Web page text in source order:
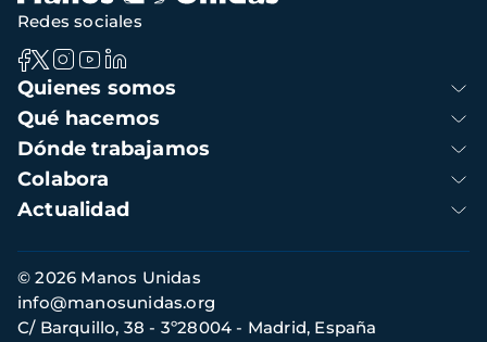
Navegación
principal
Quienes somos
Qué hacemos
Dónde trabajamos
Colabora
Actualidad
Redes sociales
Información
de
contacto
© 2026 Manos Unidas
C/ Barquillo, 38 - 3º28004 - Madrid, España
info@manosunidas.org